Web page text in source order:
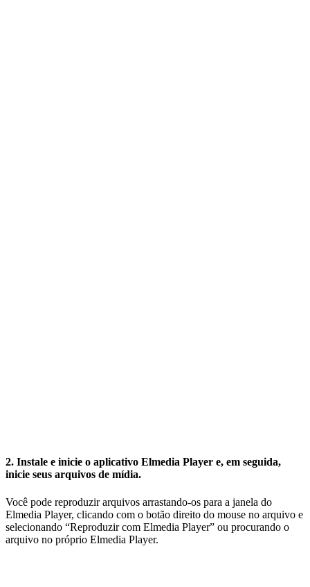
2. Instale e inicie o aplicativo Elmedia Player e, em seguida,
inicie seus arquivos de mídia.
Você pode reproduzir arquivos arrastando-os para a janela do
Elmedia Player, clicando com o botão direito do mouse no arquivo e
selecionando “Reproduzir com Elmedia Player” ou procurando o
arquivo no próprio Elmedia Player.